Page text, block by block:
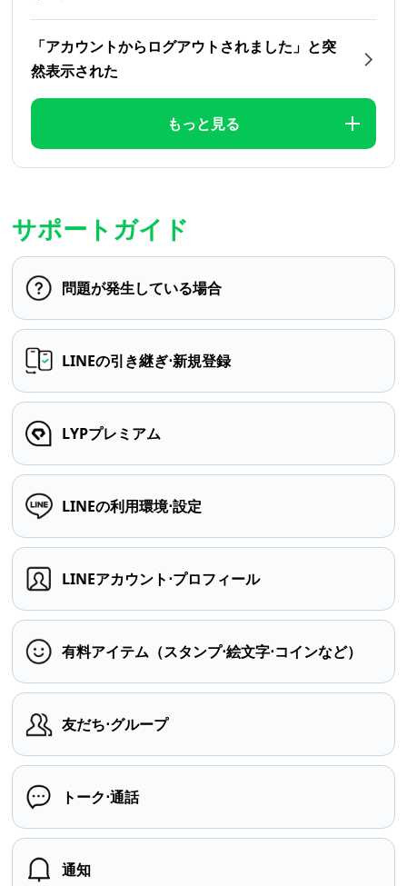
「アカウントからログアウトされました」と突
然表示された
もっと見る
サポートガイド
問題が発生している場合
LINEの引き継ぎ⋅新規登録
LYPプレミアム
LINEの利用環境⋅設定
LINEアカウント⋅プロフィール
有料アイテム（スタンプ⋅絵文字⋅コインなど）
友だち⋅グループ
トーク⋅通話
通知